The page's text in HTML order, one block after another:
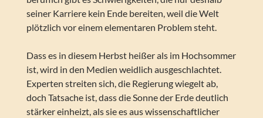
seiner Karriere kein Ende bereiten, weil die Welt
plötzlich vor einem elementaren Problem steht.
Dass es in diesem Herbst heißer als im Hochsommer
ist, wird in den Medien weidlich ausgeschlachtet.
Experten streiten sich, die Regierung wiegelt ab,
doch Tatsache ist, dass die Sonne der Erde deutlich
stärker einheizt, als sie es aus wissenschaftlicher